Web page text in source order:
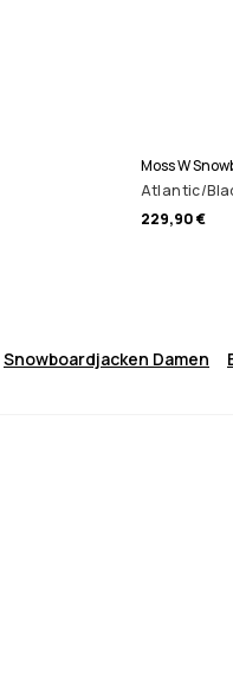
Moss W
Atlantic/
229,90 €
Snowboardjacken Damen